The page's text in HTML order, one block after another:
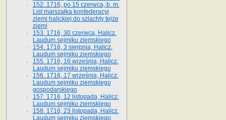
152. 1716, po 15 czerwca, b. m.
List marszałka konfederacyi
ziemi halickiej do szlachty tejże
ziemi
153. 1716, 30 czerwca, Halicz.
Laudum sejmiku ziemskiego
154. 1716, 3 sierpnia, Halicz.
Laudum sejmiku ziemskiego
155. 1716, 16 września, Halicz.
Laudum sejmiku ziemskiego
156. 1716, 17 września, Halicz.
Laudum sejmiku ziemskiego
gospodarskiego
157. 1716, 12 listopada, Halicz.
Laudum sejmiku ziemskiego
158. 1716, 23 listopada, Halicz.
Laudum sejmiku ziemskiego